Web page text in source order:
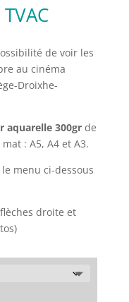
:
TVAC
de voir les
au cinéma
Droixhe-
aquarelle 300grde
: A5, A4 et A3.
menu ci-dessous
droite et